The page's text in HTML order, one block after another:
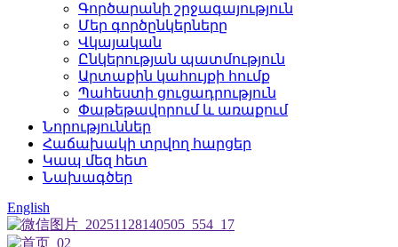
Գործարանի շրջագայություն
Մեր գործընկերները
Վկայական
Ընկերության պատմություն
Արտաքին կահույքի հումք
Պահեստի ցուցադրություն
Փաթեթավորում և առաքում
Նորություններ
Հաճախակի տրվող հարցեր
Կապ մեզ հետ
Նախագծեր
English